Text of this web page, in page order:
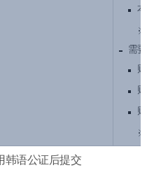
需
韩语公证后提交